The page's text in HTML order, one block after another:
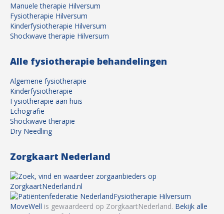
Manuele therapie Hilversum
Fysiotherapie Hilversum
Kinderfysiotherapie Hilversum
Shockwave therapie Hilversum
Alle fysiotherapie behandelingen
Algemene fysiotherapie
Kinderfysiotherapie
Fysiotherapie aan huis
Echografie
Shockwave therapie
Dry Needling
Zorgkaart Nederland
Fysiotherapie Hilversum
MoveWell is gewaardeerd op ZorgkaartNederland. Bekijk alle